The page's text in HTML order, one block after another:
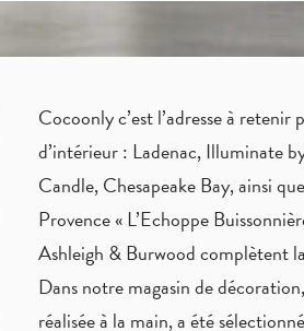
Cocoonly c’est l’adresse à
d’intérieur : Ladenac, Illuminate
Candle, Chesapeake Bay, ainsi
Provence « L’Echoppe
Ashleigh & Burwood complètent
Dans notre magasin de
réalisée à la main , a été